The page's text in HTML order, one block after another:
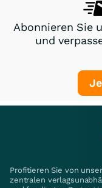
Abonnieren Sie
und
Profitieren Sie von
zentralen